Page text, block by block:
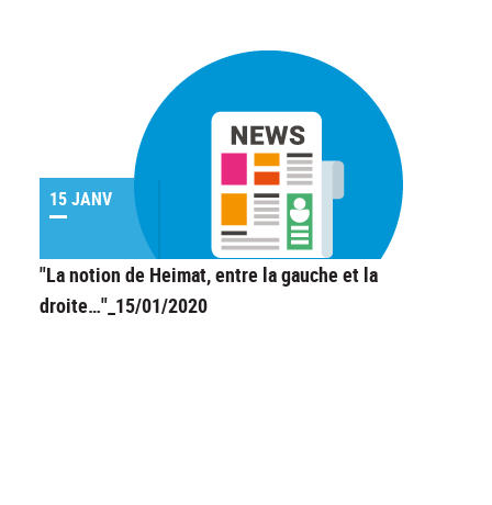
15 JANV
"La notion de Heimat, entre la gauche et la
droite…"_15/01/2020